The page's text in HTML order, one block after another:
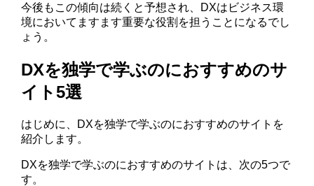
今後もこの傾向は続くと予想され、DXはビジネス環
境においてますます重要な役割を担うことになるでし
ょう。
DXを独学で学ぶのにおすすめのサ
イト5選
はじめに、DXを独学で学ぶのにおすすめのサイトを
紹介します。
DXを独学で学ぶのにおすすめのサイトは、次の5つで
す。